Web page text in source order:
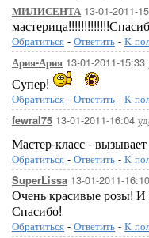
МИЛИСЕНТА 13-01-2011-
Обратиться - Ответить - К
Ария-Ария 13-01-2011-15:33
Супер!
Обратиться - Ответить - К
fewral75 13-01-2011-16:04
Мастер-класс - вызывает
Обратиться - Ответить - К
SuperLissa 13-01-2011-16:10
Очень красивые розы! И
Спасибо!
Обратиться - Ответить - К